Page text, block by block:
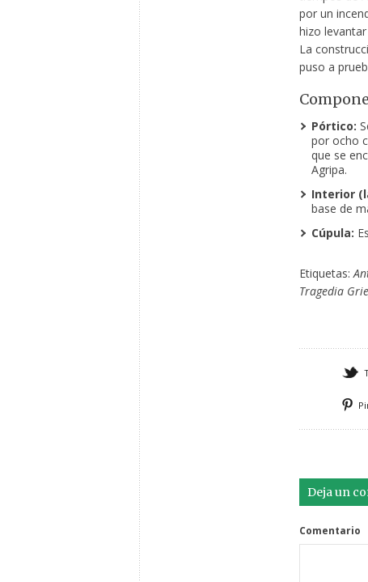
por un
hizo
La
puso a
Pórtico:
por ocho
que se
Agripa.
Interior
base de
Cúpula:
Etiquetas:
Tragedia
Deja un
Comentario